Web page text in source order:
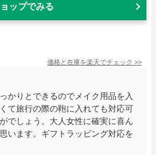
ップでみる
価格と在庫を楽天でチェック >>
かりとできるのでメイク用品を入
て旅行の際の鞄に入れても対応可
でしょう。大人女性に確実に喜ん
います。ギフトラッピング対応を